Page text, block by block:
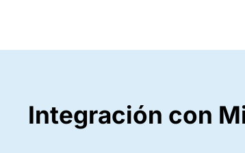
Integración con